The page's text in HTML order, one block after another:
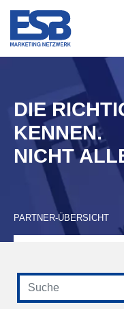
DIE
KENNEN.
NICHT
PARTNER-ÜBERSICHT